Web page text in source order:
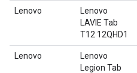
Lenovo
Lenovo
LAVIE Tab
T12 12QHD1
Lenovo
Lenovo
Legion Tab